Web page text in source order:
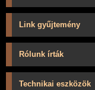
Link gyűjtemény
Rólunk írták
Technikai eszközök